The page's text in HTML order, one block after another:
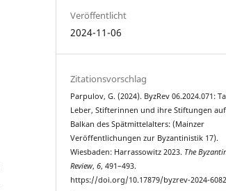
Veröffentlicht
2024-11-06
Zitationsvorschlag
Parpulov, G. (2024). ByzRev 06.2024.071:
Leber, Stifterinnen und ihre Stiftungen
Balkan des Spätmittelalters: (Mainzer
Veröffentlichungen zur Byzantinistik 17).
Wiesbaden: Harrassowitz 2023. The
Review,6, 491–493.
https://doi.org/10.17879/byzrev-2024-6082